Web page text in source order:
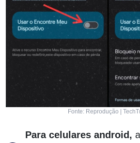
Fonte: Reprodução |
Para celulares android,